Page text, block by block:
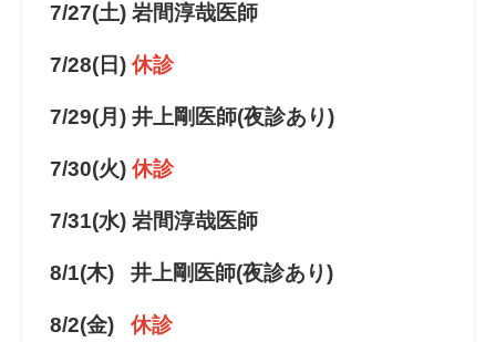
7/27(土) 岩間淳哉医師
7/28(日) 休診
7/29(月) 井上剛医師(夜診あり)
7/30(火) 休診
7/31(水) 岩間淳哉医師
8/1(木) 井上剛医師(夜診あり)
8/2(金) 休診